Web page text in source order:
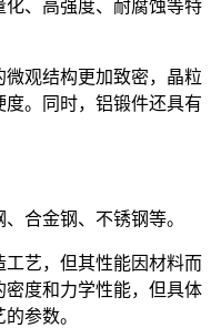
、高强度、耐腐蚀等特
观结构更加致密，晶粒
。同时，铝锻件还具有
合金钢、不锈钢等。
艺，但其性能因材料而
度和力学性能，但具体
参数。